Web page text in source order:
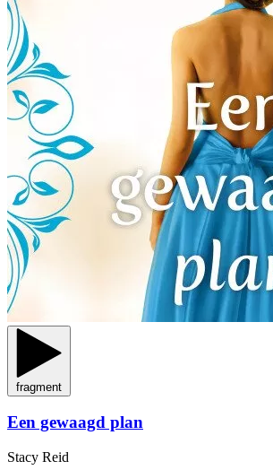
fragment
Een gewaagd plan
Stacy Reid